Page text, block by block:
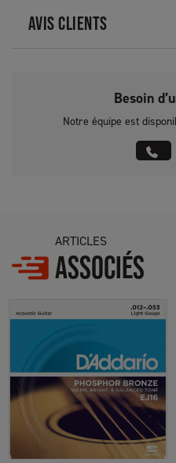
AVIS CLIENTS
Besoin
Notre équipe est
ARTICLES
ASSOCIÉS